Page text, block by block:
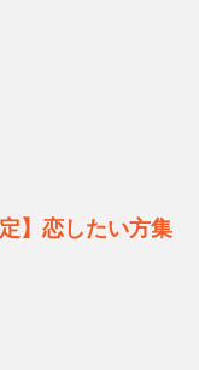
】恋したい方集